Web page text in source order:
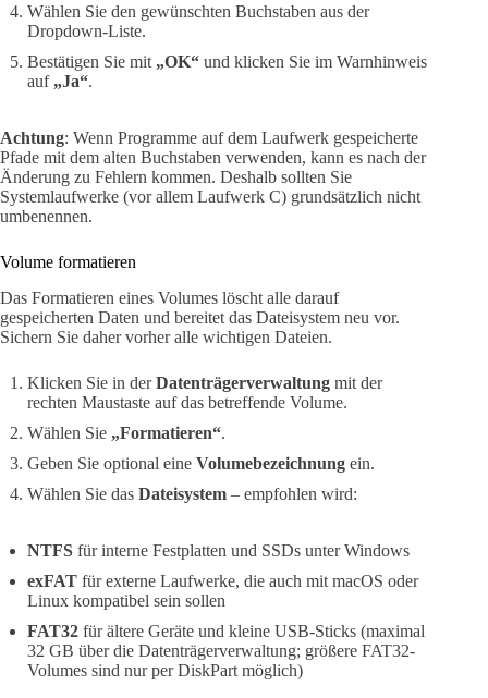
Wählen Sie den gewünschten Buchstaben aus der
Dropdown-Liste.
Bestätigen Sie mit „OK“ und klicken Sie im Warnhinweis
auf „Ja“.
Achtung: Wenn Programme auf dem Laufwerk gespeicherte
Pfade mit dem alten Buchstaben verwenden, kann es nach der
Änderung zu Fehlern kommen. Deshalb sollten Sie
Systemlaufwerke (vor allem Laufwerk C) grundsätzlich nicht
umbenennen.
Volume formatieren
Das Formatieren eines Volumes löscht alle darauf
gespeicherten Daten und bereitet das Dateisystem neu vor.
Sichern Sie daher vorher alle wichtigen Dateien.
Klicken Sie in derDatenträgerverwaltung mit der
rechten Maustaste auf das betreffende Volume.
Wählen Sie „Formatieren“.
Geben Sie optional eine Volumebezeichnung ein.
Wählen Sie das Dateisystem – empfohlen wird:
NTFS für interne Festplatten und SSDs unter Windows
exFAT für externe Laufwerke, die auch mit macOS oder
Linux kompatibel sein sollen
FAT32 für ältere Geräte und kleine USB-Sticks (maximal
32 GB über die Datenträgerverwaltung; größere FAT32-
Volumes sind nur per DiskPart möglich)